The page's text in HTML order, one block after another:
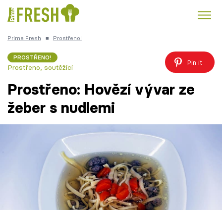
Česká kuchyně
Recepty
Články
TV Program
Prima Fresh ■ Prostřeno!
PROSTŘENO!
Prostřeno, soutěžící
Pin it
Prostřeno: Hovězí vývar ze
žeber s nudlemi